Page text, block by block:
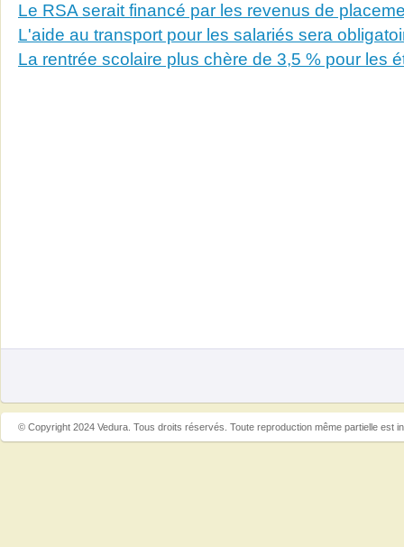
Le RSA serait financé par les revenus de
L'aide au transport pour les salariés sera
La rentrée scolaire plus chère de 3,5 % pour les
© Copyright 2024 Vedura. Tous droits réservés. Toute reproduction même partielle est